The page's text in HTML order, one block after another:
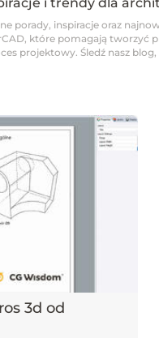
porady, inspiracje oraz
które pomagają
projektowy. Śledź nasz
3d od